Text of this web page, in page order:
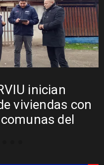
apoyo a
costear
de niño
Corto